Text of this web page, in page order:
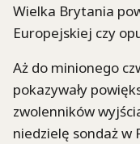
Wielka Brytania
Europejskiej czy
Aż do minionego
pokazywały
zwolenników
niedzielę sondaż w